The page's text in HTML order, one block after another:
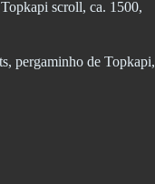
de Topkapi,